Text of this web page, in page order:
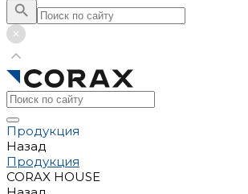
Продукция
Назад
Продукция
CORAX HOUSE